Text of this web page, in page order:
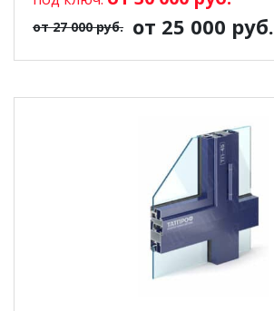
от 27 000 руб. от 25 000 руб.